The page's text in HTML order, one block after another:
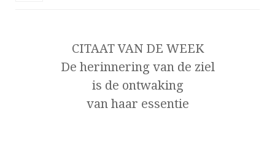
CITAAT VAN DE WEEK
De herinnering van de ziel
is de ontwaking
van haar essentie